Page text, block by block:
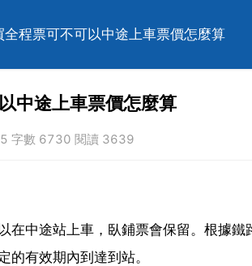
全程票可不可以中途上車票價怎麼算
中途上車票價怎麼算
字數 6730 閱讀 3639
在中途站上車，臥鋪票會保留。根據
的有效期內到達到站。